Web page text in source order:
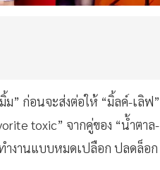
ม” ก่อนจะส่งต่อให้ “มิ้ลค์-เลิฟ”
toxic” จากคู่ของ “น้ำตาล-
งานแบบหมดเปลือก ปลดล็อก